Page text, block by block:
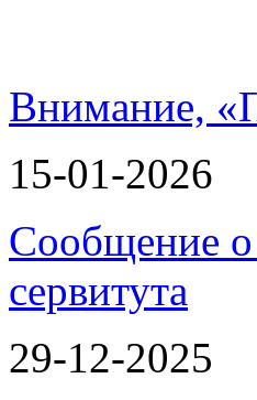
Внимание,
15-01-2026
Сообщение о
сервитута
29-12-2025